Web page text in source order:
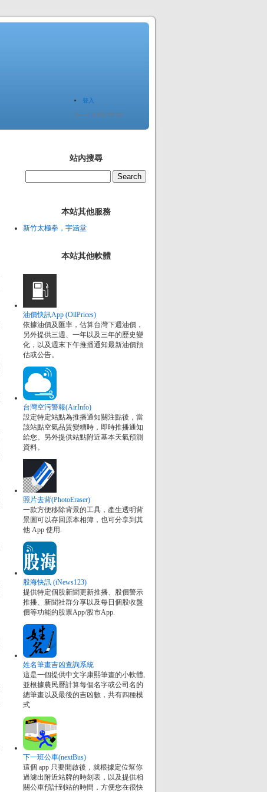
登入
Since 2005.12.20
站內搜尋
本站其他服務
新竹太極拳，宇涵堂
本站其他軟體
油價快訊App (OilPrices)
依據油價及匯率，估算台灣下週油價，
另外提供三週、一年以及三年的歷史變
化，以及週末下午推播通知最新油價預
估或公告。
台灣空污警報(AirInfo)
設定特定站點為推播通知關注點後，當
該站點空氣品質變糟時，即時推播通知
給您。另外提供站點附近基本天氣預測
資料。
照片去背(PhotoEraser)
一款方便移除背景的工具，產生透明背
景圖可以存回原本相簿，也可分享到其
他 App 使用.
股海快訊 (iNews123)
提供特定個股新聞更新推播、股價警示
推播、新聞社群分享以及每日個股收盤
價等功能的股票App/股市App.
姓名筆畫吉凶查詢系統
這是一個提供中文字康熙筆畫的小軟體,
並根據農民曆計算每個名字或公司名的
總筆畫以及最後的吉凶數，共有四種模
式
下一班公車(nextBus)
這個 app 只要開啟後，就根據定位幫你
過濾出附近站牌的時刻表，以及提供相
關公車預計到站的時間，方便您在很快